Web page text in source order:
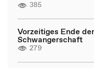
385
Vorzeitiges Ende
Schwangerschaft
279